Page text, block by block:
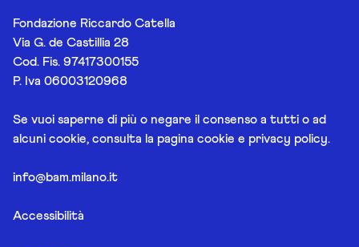
Fondazione Riccardo Catella
Via G. de Castillia 28
Cod. Fis. 97417300155
P. Iva 06003120968
Se vuoi saperne di più o negare il consenso a tutti o ad
alcuni cookie, consulta la pagina cookie e privacy policy.
info@bam.milano.it
Accessibilità